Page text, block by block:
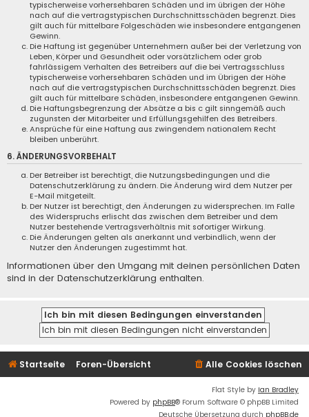
typischerweise vorhersehbaren Schäden und im übrigen der Höhe
nach auf die vertragstypischen Durchschnittsschäden begrenzt. Dies
gilt auch für mittelbare Folgeschäden wie insbesondere entgangenen
Gewinn.
Die Haftung ist gegenüber Unternehmern außer bei der Verletzung von
Leben, Körper und Gesundheit oder vorsätzlichem oder grob
fahrlässigem Verhalten des Betreibers auf die bei Vertragsschluss
typischerweise vorhersehbaren Schäden und im Übrigen der Höhe
nach auf die vertragstypischen Durchschnittsschäden begrenzt. Dies
gilt auch für mittelbare Schäden, insbesondere entgangenen Gewinn.
Die Haftungsbegrenzung der Absätze a bis c gilt sinngemäß auch
zugunsten der Mitarbeiter und Erfüllungsgehilfen des Betreibers.
Ansprüche für eine Haftung aus zwingendem nationalem Recht
bleiben unberührt.
6. ÄNDERUNGSVORBEHALT
Der Betreiber ist berechtigt, die Nutzungsbedingungen und die
Datenschutzerklärung zu ändern. Die Änderung wird dem Nutzer per
E-Mail mitgeteilt.
Der Nutzer ist berechtigt, den Änderungen zu widersprechen. Im Falle
des Widerspruchs erlischt das zwischen dem Betreiber und dem
Nutzer bestehende Vertragsverhältnis mit sofortiger Wirkung.
Die Änderungen gelten als anerkannt und verbindlich, wenn der
Nutzer den Änderungen zugestimmt hat.
Informationen über den Umgang mit deinen persönlichen Daten
sind in der Datenschutzerklärung enthalten.
Startseite Foren-Übersicht Alle Cookies löschen
Flat Style by Ian Bradley
Powered by phpBB® Forum Software © phpBB Limited
Deutsche Übersetzung durch phpBB.de